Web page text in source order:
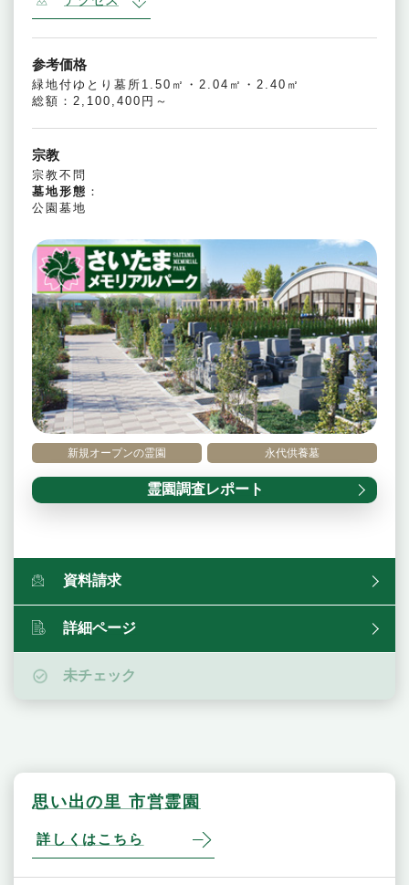
新規オープンの霊園 永代供養墓
霊園調査レポート
参考価格
緑地付ゆとり墓所1.50㎡・2.04㎡・2.40㎡
総額：2,100,400円～
宗教
宗教不問
墓地形態 ：
公園墓地
資料請求
詳細ページ
未チェック
思い出の里 市営霊園
詳しくはこちら